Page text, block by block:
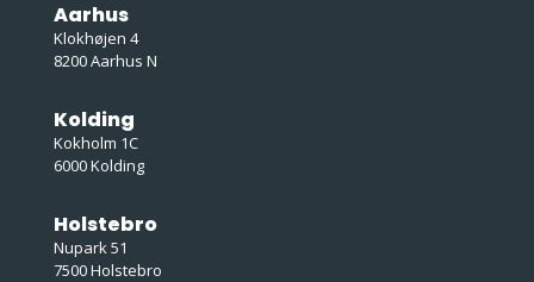
Aarhus
Klokhøjen 4
8200 Aarhus N
Kolding
Kokholm 1C
6000 Kolding
Holstebro
Nupark 51
7500 Holstebro